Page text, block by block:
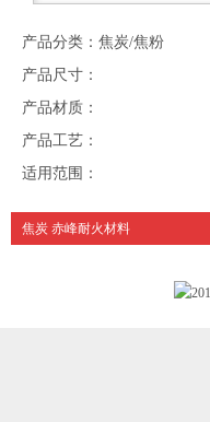
产品分类：焦炭/焦粉
产品尺寸：
产品材质：
产品工艺：
适用范围：
焦炭 赤峰耐火材料